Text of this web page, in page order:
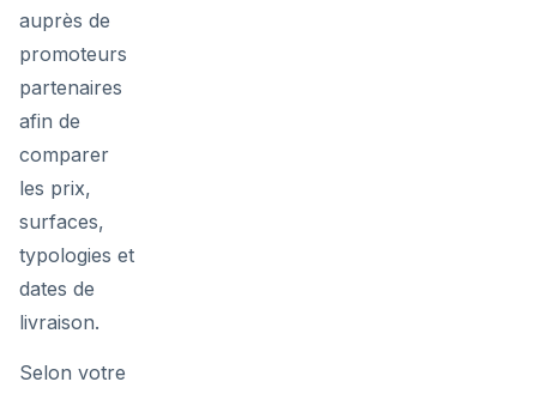
auprès de
promoteurs
partenaires
afin de
comparer
les prix,
surfaces,
typologies et
dates de
livraison.
Selon votre